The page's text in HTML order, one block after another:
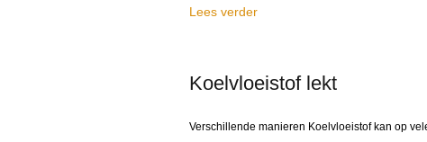
Lees verder
Koelvloeistof lekt
Verschillende manieren Koelvloeistof kan op